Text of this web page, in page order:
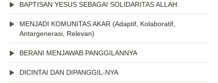
BAPTISAN YESUS SEBAGAI SOLIDARITAS ALLAH
MENJADI KOMUNITAS AKAR (Adaptif, Kolaboratif,
Antargenerasi, Relevan)
BERANI MENJAWAB PANGGILANNYA
DICINTAI DAN DIPANGGIL-NYA